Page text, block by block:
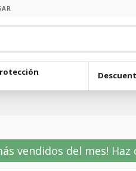
vendidos del mes! Haz